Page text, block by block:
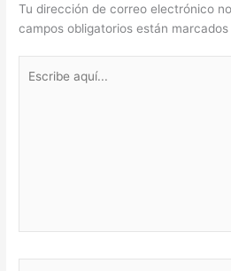
Tu dirección de correo electrónico
campos obligatorios están marcados
aquí...